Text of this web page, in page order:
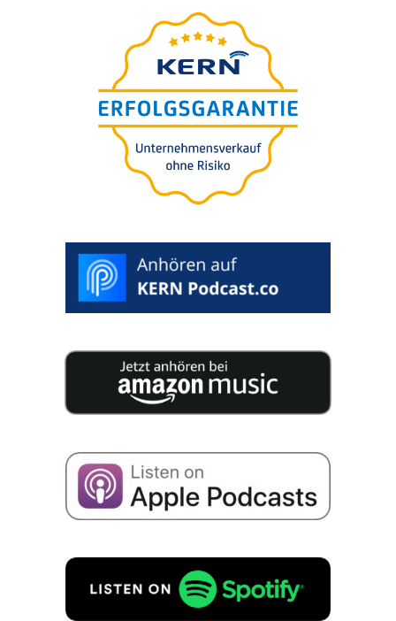
Unter­neh­mens-wert-
Einschät­zung in 5 Minuten
Für Siefree of charge.100% confi­
den­ti­al. Evalua­ti­on included.
START RATING